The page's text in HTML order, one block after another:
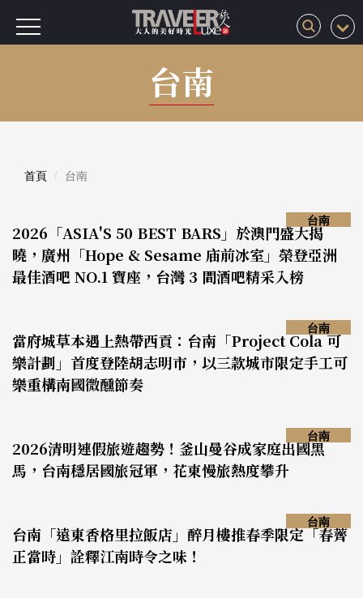
台南
首頁 台南
2026「ASIA'S 50 BEST BARS」於澳門盛大揭
曉，廣州「Hope & Sesame 庙前冰室」榮登亞洲
最佳酒吧 NO.1 寶座，台灣 3 間酒吧精采入榜
台南
當府城草本遇上熱帶西貢：台南「Project Cola 可
樂計劃」首度登陸胡志明市，以三款城市限定手工可
樂重構南國微醺節奏
台南
2026清明連假旅遊趨勢！釜山曼谷成家庭出國黑
馬，台南穩居國旅冠軍，花東慢旅熱度攀升
台南
台南「遠東香格里拉飯店」醉月樓推春季限定「春薺
正當時」詮釋江南時令之味！
台南